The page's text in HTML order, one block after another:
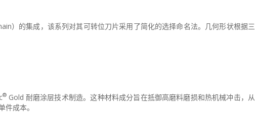
）的集成，该系列对其可转位刀片采用了简化的选择命名法。几何形状根据三
®Gold 耐磨涂层技术制造。这种材料成分旨在抵御高磨料磨损和热机械冲击，从
成本。